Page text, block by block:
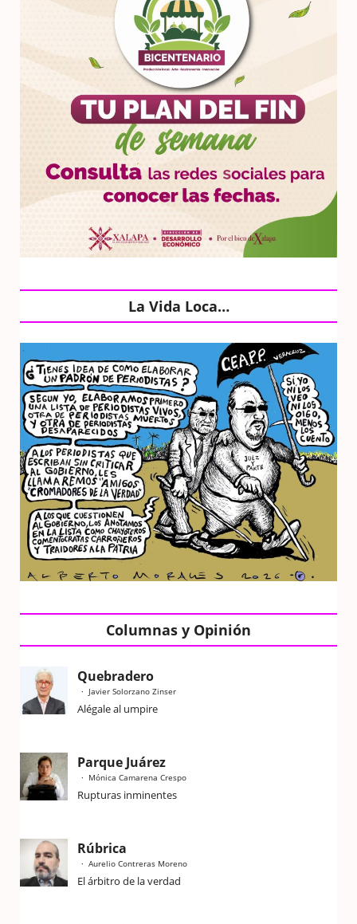
La Vida Loca…
Columnas y Opinión
Quebradero
Javier Solorzano Zinser
Alégale al umpire
Parque Juárez
Mónica Camarena Crespo
Rupturas inminentes
Rúbrica
Aurelio Contreras Moreno
El árbitro de la verdad